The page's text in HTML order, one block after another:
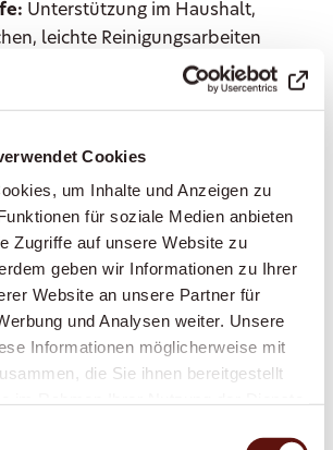
Cookies
um Inhalte und Anzeigen zu
für soziale Medien anbieten
Zugriffe auf unsere Website zu
geben wir Informationen zu Ihrer
Website an unsere Partner für
und Analysen weiter. Unsere
Informationen möglicherweise mit
die Sie ihnen bereitgestellt
Unterstützung im Haushalt,
leichte Reinigungsarbeiten
Haus:
Arztbesuche, Einkäufe,
Mahlzeiten zubereiten:
nach Ihrem Geschmack
Unterstützung bei der
beim An- und Auskleiden, Hilfe bei
Medikamente:
Damit Sie Ihre
zum richtigen Zeitpunkt
Demenz oder Parkinson: